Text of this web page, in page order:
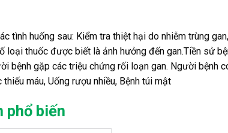
tình huống sau: Kiểm tra thiệt hại do nhiễm trùng
loại thuốc được biết là ảnh hưởng đến gan.Tiền sử
bệnh gặp các triệu chứng rối loạn gan. Người bệnh
máu, Uống rượu nhiều, Bệnh túi mật
phổ biến